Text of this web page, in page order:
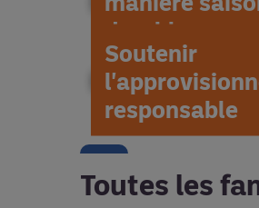
durable
Soutenir
responsable
Toutes les